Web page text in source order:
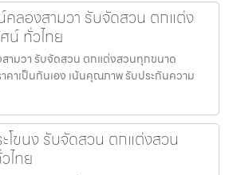
ลองสามวา รับจัดสวน ตกแต่ง
ทั่วไทย
ามวา รับจัดสวน ตกแต่งสวนทุกขนาด
าเป็นกันเอง เน้นคุณภาพ รับประกันความ
ขนง รับจัดสวน ตกแต่งสวน
ไทย